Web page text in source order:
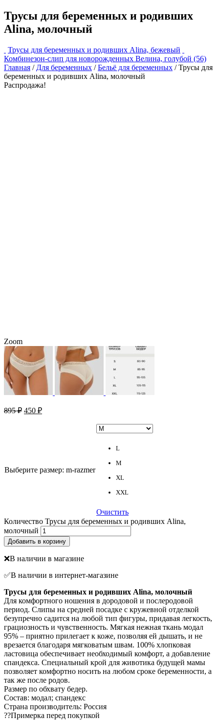
Трусы для беременных и родивших
Alina, молочный
Трусы для беременных и родивших Alina, бежевый
Комбинезон-слип для новорожденных Велина, голубой (56)
Главная / Для беременных /Бельё для беременных / Трусы для
беременных и родивших Alina, молочный
Распродажа!
Zoom
895₽ 450 ₽
Выберите размер: m-razmer
L
M
XL
XXL
Очистить
Количество Трусы для беременных и родивших Alina,
молочный
Добавить в корзину
❌В наличии в магазине
✅В наличии в интернет-магазине
Трусы для беременных и родивших Alina, молочный
Для комфортного ношения в дородовой и послеродовой
период. Слипы на средней посадке с кружевной отделкой
безупречно садится на любой тип фигуры, придавая легкость,
грациозность и чувственность. Мягкая нежная ткань модал
95% – приятно прилегает к коже, позволяя ей дышать, и не
врезается благодаря мягковатым швам. 100% хлопковая
ластовица обеспечивает необходимый комфорт, а добавление
спандекса. Специальный крой для животика будущей мамы
позволяет комфортно носить на любом сроке беременности, а
так же после родов.
Размер по обхвату бедер.
Состав: модал; спандекс
Страна производитель: Россия
??Примерка перед покупкой